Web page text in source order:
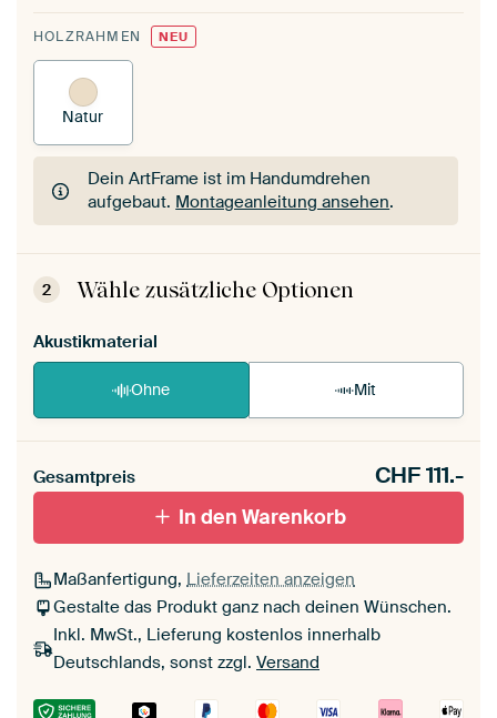
HOLZRAHMEN NEU
Natur
Dein ArtFrame ist im Handumdrehen
aufgebaut. Montageanleitung ansehen.
Dein ArtFrame ist im Handumdrehen
aufgebaut.Montageanleitung ansehen
2 Wähle zusätzliche Optionen
Akustikmaterial
Ohne Mit
Gesamtpreis CHF111.-
In den Warenkorb
Maßanfertigung, Lieferzeiten anzeigen
Gestalte das Produkt ganz nach deinen Wünschen.
Inkl. MwSt., Lieferung kostenlos innerhalb
Deutschlands, sonst zzgl. Versand